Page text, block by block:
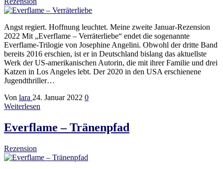
Angst regiert. Hoffnung leuchtet. Meine zweite Januar-Rezension
2022 Mit „Everflame – Verräterliebe“ endet die sogenannte
Everflame-Trilogie von Josephine Angelini. Obwohl der dritte Band
bereits 2016 erschien, ist er in Deutschland bislang das aktuellste
Werk der US-amerikanischen Autorin, die mit ihrer Familie und drei
Katzen in Los Angeles lebt. Der 2020 in den USA erschienene
Jugendthriller…
Von lara 24. Januar 2022 0
Weiterlesen
Everflame – Tränenpfad
Rezension